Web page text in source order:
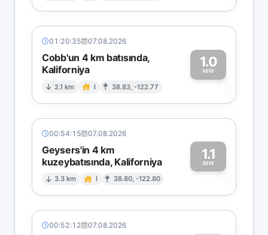
01:20:35 07.08.2026
Cobb'un 4 km batısında,
Kaliforniya
2.1 km I 38.83, -122.77
1.0
MW1
00:54:15 07.08.2026
Geysers'in 4 km
kuzeybatısında, Kaliforniya
3.3 km I 38.80, -122.80
1.1
MW1
00:52:12 07.08.2026